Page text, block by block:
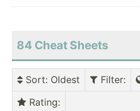
84 Cheat Sheets
Sort: Oldest Filter:
Rating: